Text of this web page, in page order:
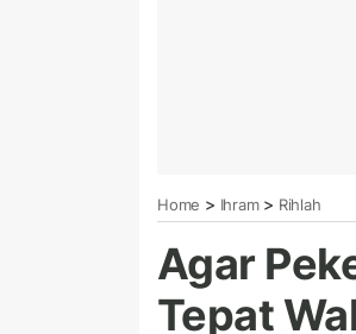
Home > Ihram> Rihlah
Agar
Tepat